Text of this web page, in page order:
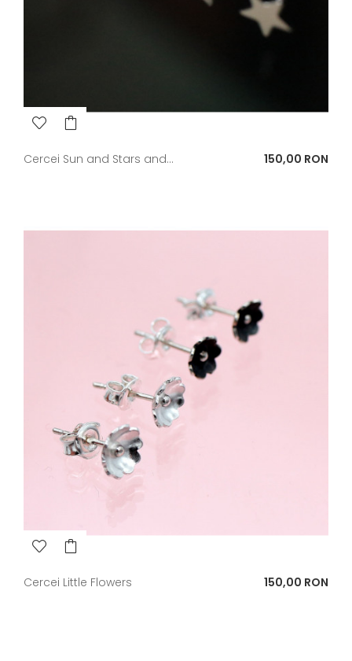
Cercei Sun and Stars and... Pret
150,00 RON
Cercei Little Flowers Pret
150,00 RON